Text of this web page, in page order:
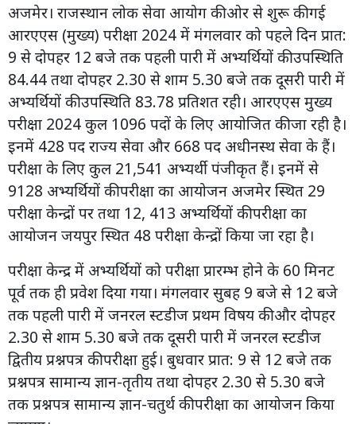
अजमेर। राजस्थान लोक सेवा आयोग की ओर से शुरू की गई
आरएएस (मुख्य) परीक्षा 2024 में मंगलवार को पहले दिन प्रात:
9 से दोपहर 12 बजे तक पहली पारी में अभ्यर्थियों की उपस्थिति
84.44 तथा दोपहर 2.30 से शाम 5.30 बजे तक दूसरी पारी में
अभ्यर्थियों की उपस्थिति 83.78 प्रतिशत रही। आरएएस मुख्य
परीक्षा 2024 कुल 1096 पदों के लिए आयोजित की जा रही है।
इनमें 428 पद राज्य सेवा और 668 पद अधीनस्थ सेवा के हैं।
परीक्षा के लिए कुल 21,541 अभ्यर्थी पंजीकृत हैं। इनमें से
9128 अभ्यर्थियों की परीक्षा का आयोजन अजमेर स्थित 29
परीक्षा केन्द्रों पर तथा 12, 413 अभ्यर्थियों की परीक्षा का
आयोजन जयपुर स्थित 48 परीक्षा केन्द्रों किया जा रहा है।
परीक्षा केन्द्र में अभ्यर्थियों को परीक्षा प्रारम्भ होने के 60 मिनट
पूर्व तक ही प्रवेश दिया गया। मंगलवार सुबह 9 बजे से 12 बजे
तक पहली पारी में जनरल स्टडीज प्रथम विषय की और दोपहर
2.30 से शाम 5.30 बजे तक दूसरी पारी में जनरल स्टडीज
द्वितीय प्रश्नपत्र की परीक्षा हुई। बुधवार प्रात: 9 से 12 बजे तक
प्रश्नपत्र सामान्य ज्ञान-तृतीय तथा दोपहर 2.30 से 5.30 बजे
तक प्रश्नपत्र सामान्य ज्ञान-चतुर्थ की परीक्षा का आयोजन किया